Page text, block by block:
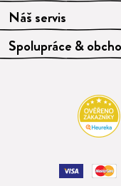
Náš servis
Spolupráce &